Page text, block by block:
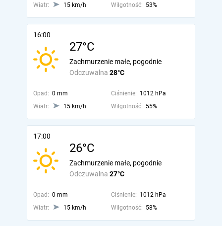
Wiatr:
15 km/h Wilgotność: 53%
16:00
27°C
Odczuwalna 28°C
Zachmurzenie małe, pogodnie
Opad: 0 mm Ciśnienie: 1012 hPa
Wiatr:
15 km/h Wilgotność: 55%
17:00
26°C
Odczuwalna 27°C
Zachmurzenie małe, pogodnie
Opad: 0 mm Ciśnienie: 1012 hPa
Wiatr:
15 km/h Wilgotność: 58%